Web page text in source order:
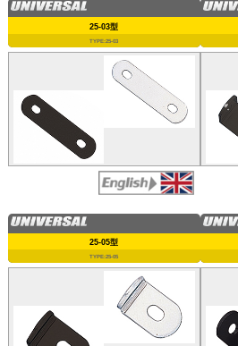
25-03型
TYPE:25-03
25-05型
TYPE:25-05